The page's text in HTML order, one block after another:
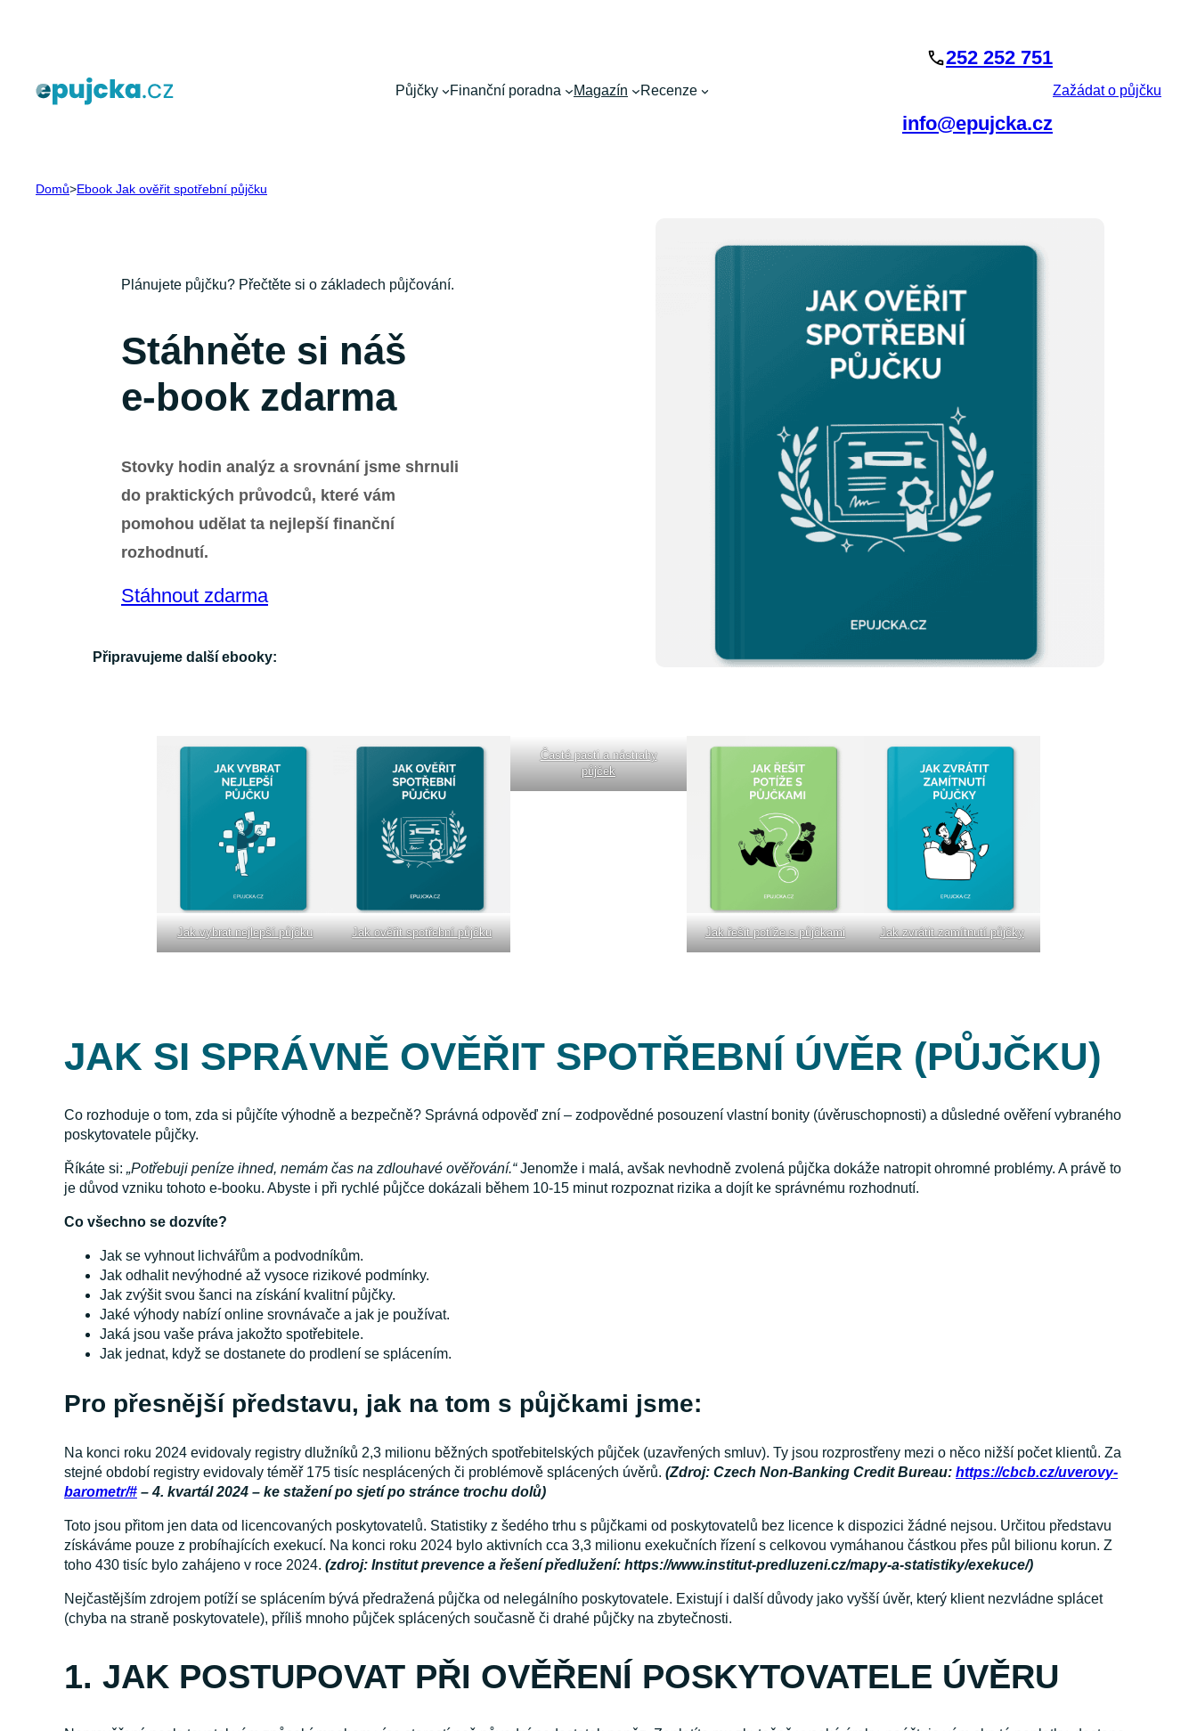
Půjčky Finanční poradna Magazín Recenze
252 252 751
info@epujcka.cz
Zažádat o půjčku
Domů>Ebook Jak ověřit spotřební půjčku
Plánujete půjčku? Přečtěte si o základech půjčování.
Stáhněte si náš
e-book zdarma
Stovky hodin analýz a srovnání jsme shrnuli
do praktických průvodců, které vám
pomohou udělat ta nejlepší finanční
rozhodnutí.
Stáhnout zdarma
Připravujeme další ebooky:
Jak vybrat nejlepší půjčku Jak ověřit spotřební půjčku
Časté pasti a nástrahy
půjček
Jak řešit potíže s půjčkami Jak zvrátit zamítnutí půjčky
JAK SI SPRÁVNĚ OVĚŘIT SPOTŘEBNÍ ÚVĚR (PŮJČKU)
Co rozhoduje o tom, zda si půjčíte výhodně a bezpečně? Správná odpověď zní – zodpovědné posouzení vlastní bonity (úvěruschopnosti) a důsledné ověření vybraného
poskytovatele půjčky.
Říkáte si: „Potřebuji peníze ihned, nemám čas na zdlouhavé ověřování.“Jenomže i malá, avšak nevhodně zvolená půjčka dokáže natropit ohromné problémy. A právě to
je důvod vzniku tohoto e-booku. Abyste i při rychlé půjčce dokázali během 10-15 minut rozpoznat rizika a dojít ke správnému rozhodnutí.
Co všechno se dozvíte?
Jak se vyhnout lichvářům a podvodníkům.
Jak odhalit nevýhodné až vysoce rizikové podmínky.
Jak zvýšit svou šanci na získání kvalitní půjčky.
Jaké výhody nabízí online srovnávače a jak je používat.
Jaká jsou vaše práva jakožto spotřebitele.
Jak jednat, když se dostanete do prodlení se splácením.
Pro přesnější představu, jak na tom s půjčkami jsme:
Na konci roku 2024 evidovaly registry dlužníků 2,3 milionu běžných spotřebitelských půjček (uzavřených smluv). Ty jsou rozprostřeny mezi o něco nižší počet klientů. Za
stejné období registry evidovaly téměř 175 tisíc nesplácených či problémově splácených úvěrů. (Zdroj: Czech Non-Banking Credit Bureau: https://cbcb.cz/uverovy-
barometr/# – 4. kvartál 2024 – ke stažení po sjetí po stránce trochu dolů)
Toto jsou přitom jen data od licencovaných poskytovatelů. Statistiky z šedého trhu s půjčkami od poskytovatelů bez licence k dispozici žádné nejsou. Určitou představu
získáváme pouze z probíhajících exekucí. Na konci roku 2024 bylo aktivních cca 3,3 milionu exekučních řízení s celkovou vymáhanou částkou přes půl bilionu korun. Z
toho 430 tisíc bylo zahájeno v roce 2024. (zdroj: Institut prevence a řešení předlužení: https://www.institut-predluzeni.cz/mapy-a-statistiky/exekuce/)
Nejčastějším zdrojem potíží se splácením bývá předražená půjčka od nelegálního poskytovatele. Existují i další důvody jako vyšší úvěr, který klient nezvládne splácet
(chyba na straně poskytovatele), příliš mnoho půjček splácených současně či drahé půjčky na zbytečnosti.
1. JAK POSTUPOVAT PŘI OVĚŘENÍ POSKYTOVATELE ÚVĚRU